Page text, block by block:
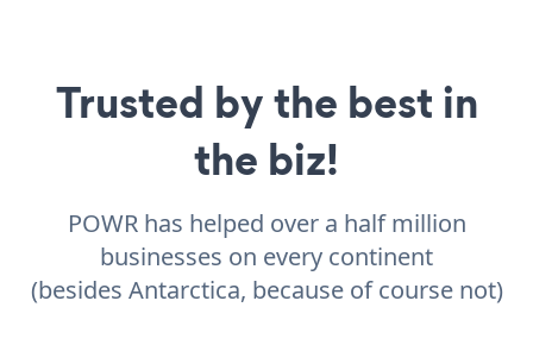
Trusted by the best in
the biz!
POWR has helped over a half million
businesses on every continent
(besides Antarctica, because of course not)